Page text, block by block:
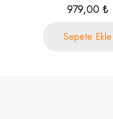
979,00₺
Sepete Ekle